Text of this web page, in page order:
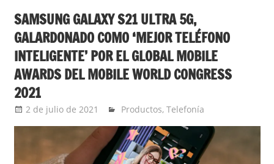
SAMSUNG GALAXY S21 ULTRA 5G,
GALARDONADO COMO ‘MEJOR TELÉFONO
INTELIGENTE’ POR EL GLOBAL MOBILE
AWARDS DEL MOBILE WORLD CONGRESS
2021
2 de julio de 2021 Ernesto Herrera
Productos, Telefonía